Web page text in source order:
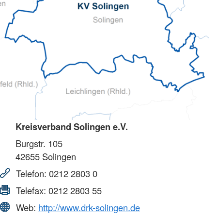
Kreisverband Solingen e.V.
Burgstr. 105
42655 Solingen
Telefon: 0212 2803 0
Telefax: 0212 2803 55
Web: http://www.drk-solingen.de